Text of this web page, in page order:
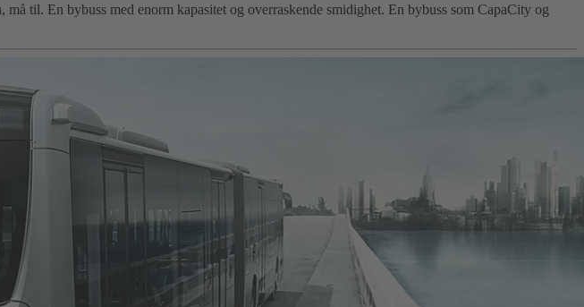
til. En bybuss med enorm kapasitet og overraskende smidighet. En bybuss som CapaCity og